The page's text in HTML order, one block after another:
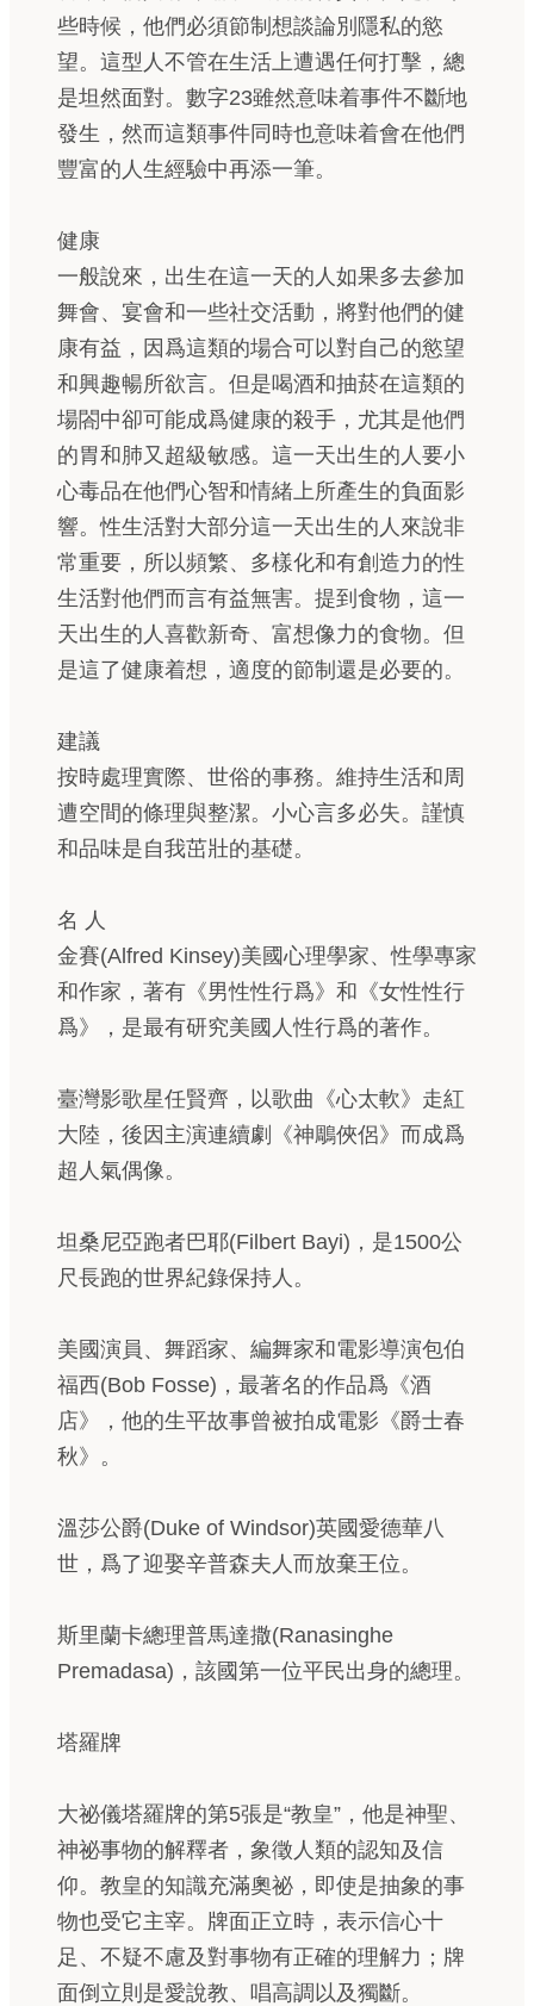
些時候，他們必須節制想談論別隱私的慾
望。這型人不管在生活上遭遇任何打擊，總
是坦然面對。數字23雖然意味着事件不斷地
發生，然而這類事件同時也意味着會在他們
豐富的人生經驗中再添一筆。
健康
一般說來，出生在這一天的人如果多去參加
舞會、宴會和一些社交活動，將對他們的健
康有益，因爲這類的場合可以對自己的慾望
和興趣暢所欲言。但是喝酒和抽菸在這類的
場閤中卻可能成爲健康的殺手，尤其是他們
的胃和肺又超級敏感。這一天出生的人要小
心毒品在他們心智和情緒上所產生的負面影
響。性生活對大部分這一天出生的人來說非
常重要，所以頻繁、多樣化和有創造力的性
生活對他們而言有益無害。提到食物，這一
天出生的人喜歡新奇、富想像力的食物。但
是這了健康着想，適度的節制還是必要的。
建議
按時處理實際、世俗的事務。維持生活和周
遭空間的條理與整潔。小心言多必失。謹慎
和品味是自我茁壯的基礎。
名 人
金賽(Alfred Kinsey)美國心理學家、性學專家
和作家，著有《男性性行爲》和《女性性行
爲》，是最有研究美國人性行爲的著作。
臺灣影歌星任賢齊，以歌曲《心太軟》走紅
大陸，後因主演連續劇《神鵰俠侶》而成爲
超人氣偶像。
坦桑尼亞跑者巴耶(Filbert Bayi)，是1500公
尺長跑的世界紀錄保持人。
美國演員、舞蹈家、編舞家和電影導演包伯
福西(Bob Fosse)，最著名的作品爲《酒
店》，他的生平故事曾被拍成電影《爵士春
秋》。
溫莎公爵(Duke of Windsor)英國愛德華八
世，爲了迎娶辛普森夫人而放棄王位。
斯里蘭卡總理普馬達撒(Ranasinghe
Premadasa)，該國第一位平民出身的總理。
塔羅牌
大祕儀塔羅牌的第5張是“教皇”，他是神聖、
神祕事物的解釋者，象徵人類的認知及信
仰。教皇的知識充滿奧祕，即使是抽象的事
物也受它主宰。牌面正立時，表示信心十
足、不疑不慮及對事物有正確的理解力；牌
面倒立則是愛說教、唱高調以及獨斷。